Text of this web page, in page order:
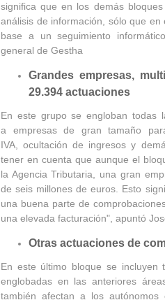
significa que en los demás
análisis de información, sólo que
base a unseguimiento
general de Gestha
Grandes empresas,
29.394 actuaciones
En este grupo se engloban todas
a empresas de gran tamaño
IVA,ocultación de ingresos y
tener en cuenta que aunque el
la Agencia Tributaria,
una gran
de seis millones de euros.
Esto
una buena parte de
una elevada facturación", apuntó
Otras actuaciones de
En este último bloque se incluyen
englobadas en las anteriores
también afectan a los autónomos